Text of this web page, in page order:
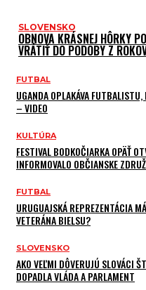
SLOVENSKO
OBNOVA KRÁSNEJ HÔRKY
VRÁTIŤ DO PODOBY Z
FUTBAL
UGANDA OPLAKÁVA
– VIDEO
KULTÚRA
FESTIVAL BODKOČIARKA OPÄŤ
INFORMOVALO OBČIANSKE
FUTBAL
URUGUAJSKÁ REPREZENTÁCIA
VETERÁNA BIELSU?
SLOVENSKO
AKO VEĽMI DÔVERUJÚ SLOVÁCI
DOPADLA VLÁDA A PARLAMENT